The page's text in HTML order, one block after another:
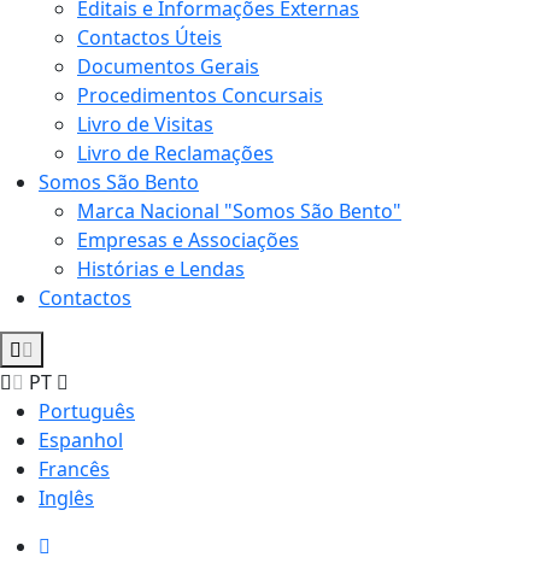
Editais e Informações Externas
Contactos Úteis
Documentos Gerais
Procedimentos Concursais
Livro de Visitas
Livro de Reclamações
Somos São Bento
Marca Nacional "Somos São Bento"
Empresas e Associações
Histórias e Lendas
Contactos
PT
Português
Espanhol
Francês
Inglês